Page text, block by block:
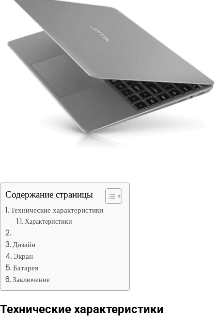
Содержание страницы
Технические характеристики
Характеристики
Дизайн
Экран
Батарея
Заключение
Технические характеристики